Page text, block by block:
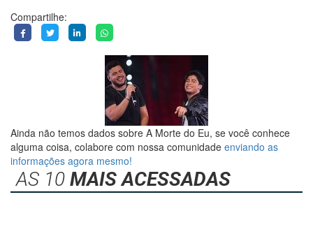
Compartilhe:
Ainda não temos dados sobre A Morte do Eu, se você conhece
alguma coisa, colabore com nossa comunidade enviando as
informações agora mesmo!
AS 10 MAIS ACESSADAS